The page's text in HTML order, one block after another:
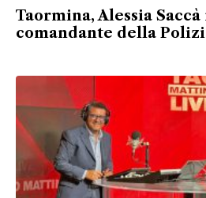
Taormina, Alessia
comandante della